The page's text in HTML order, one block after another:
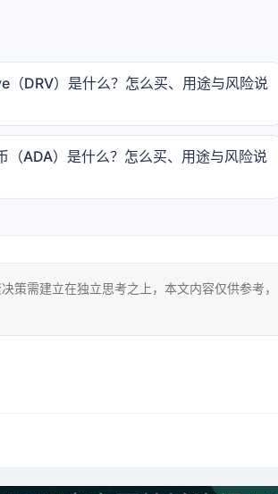
（DRV）是什么？怎么买、用途与风险说
（ADA）是什么？怎么买、用途与风险说
策需建立在独立思考之上，本文内容仅供参考，